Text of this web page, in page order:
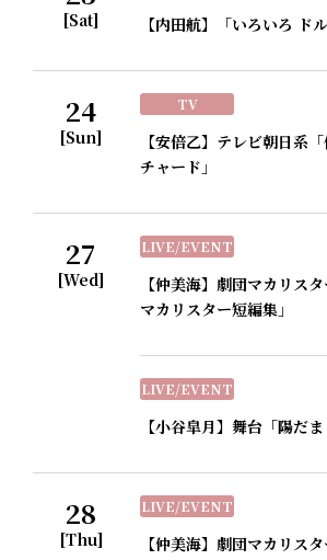
[Sat] 【内田航】「いろいろ ド
24
[Sun]
TV
【安倍乙】テレビ朝日系
チャード」
27
[Wed]
LIVE/EVENT
【仲美海】劇団マカリス
マカリスター短編集」
LIVE/EVENT
【小谷皐月】舞台「陽だ
28
[Thu]
LIVE/EVENT
【仲美海】劇団マカリス